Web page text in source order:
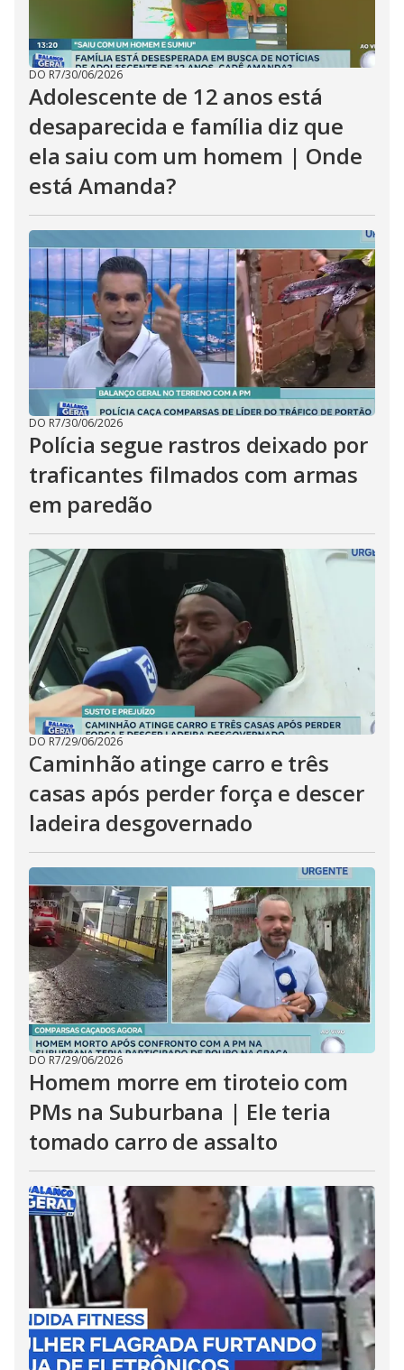
DO R7/30/06/2026
Adolescente de 12 anos está
desaparecida e família diz que
ela saiu com um homem | Onde
está Amanda?
DO R7/30/06/2026
Polícia segue rastros deixado por
traficantes filmados com armas
em paredão
DO R7/29/06/2026
Caminhão atinge carro e três
casas após perder força e descer
ladeira desgovernado
DO R7/29/06/2026
Homem morre em tiroteio com
PMs na Suburbana | Ele teria
tomado carro de assalto